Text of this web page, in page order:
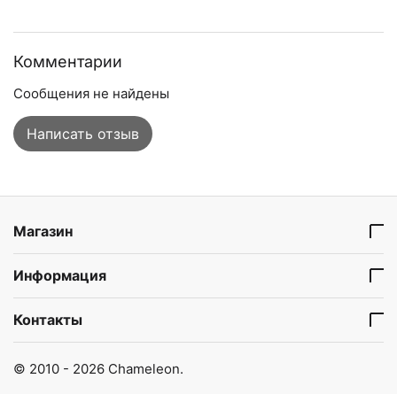
Комментарии
Сообщения не найдены
Написать отзыв
Магазин
Информация
Контакты
© 2010 - 2026 Chameleon.